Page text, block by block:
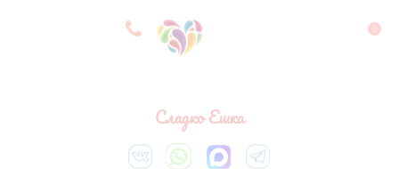
8 927 083 33 05 0
Сладко Ешка